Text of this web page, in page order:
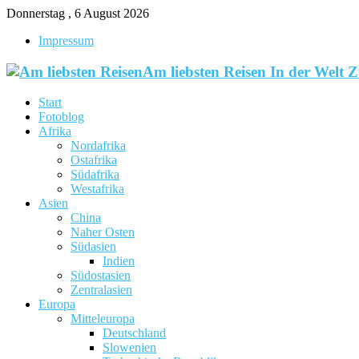
Donnerstag , 6 August 2026
Impressum
Am liebsten Reisen In der Welt
Start
Fotoblog
Afrika
Nordafrika
Ostafrika
Südafrika
Westafrika
Asien
China
Naher Osten
Südasien
Indien
Südostasien
Zentralasien
Europa
Mitteleuropa
Deutschland
Slowenien